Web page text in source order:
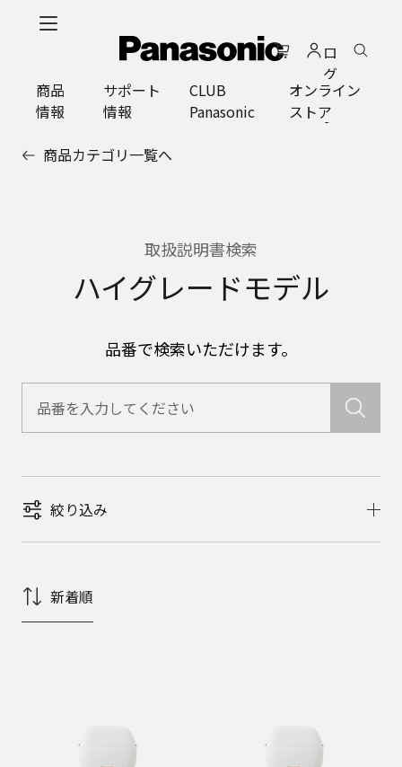
ロ
グ
イ
ン
商品
情報
サポート
情報
CLUB
Panasonic
オンライン
ストア
商品カテゴリ一覧へ
取扱説明書検索
ハイグレードモデル
品番で検索いただけます。
絞り込み
新着順